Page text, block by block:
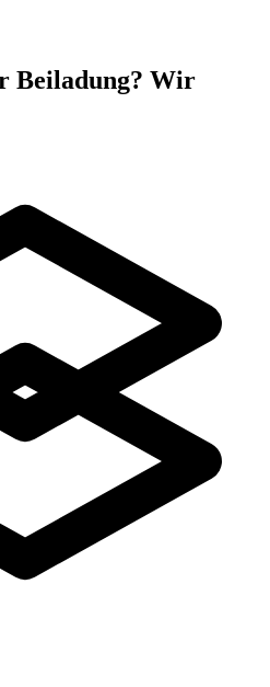
Beiladung? Wir